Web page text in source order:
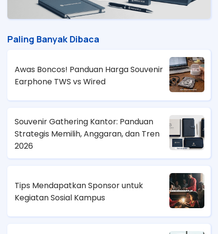
Paling Banyak Dibaca
Awas Boncos! Panduan Harga Souvenir
Earphone TWS vs Wired
Souvenir Gathering Kantor: Panduan
Strategis Memilih, Anggaran, dan Tren
2026
Tips Mendapatkan Sponsor untuk
Kegiatan Sosial Kampus